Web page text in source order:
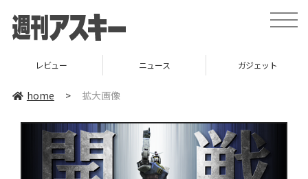
toggle
レビュー ニュース ガジェット
home > 拡大画像